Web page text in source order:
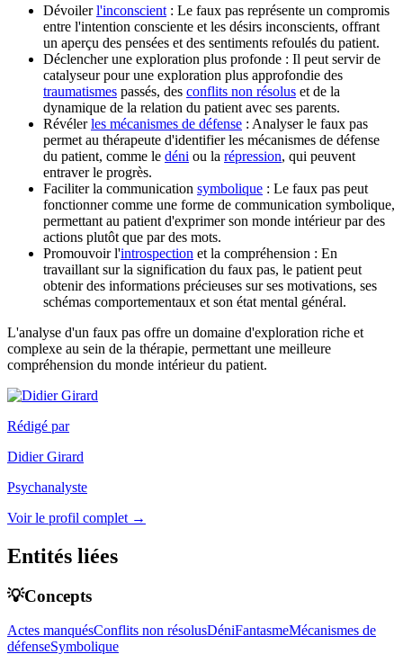
Dévoilerl'inconscient : Le faux pas représente un compromis
entre l'intention consciente et les désirs inconscients, offrant
un aperçu des pensées et des sentiments refoulés du patient.
Déclencher une exploration plus profonde : Il peut servir de
catalyseur pour une exploration plus approfondie des
traumatismes passés, des conflits non résolus et de la
dynamique de la relation du patient avec ses parents.
Révélerles mécanismes de défense : Analyser le faux pas
permet au thérapeute d'identifier les mécanismes de défense
du patient, comme le déni ou la répression, qui peuvent
entraver le progrès.
Faciliter la communication symbolique : Le faux pas peut
fonctionner comme une forme de communication symbolique,
permettant au patient d'exprimer son monde intérieur par des
actions plutôt que par des mots.
Promouvoir l'introspection et la compréhension : En
travaillant sur la signification du faux pas, le patient peut
obtenir des informations précieuses sur ses motivations, ses
schémas comportementaux et son état mental général.
L'analyse d'un faux pas offre un domaine d'exploration riche et
complexe au sein de la thérapie, permettant une meilleure
compréhension du monde intérieur du patient.
Rédigé par
Didier Girard
Psychanalyste
Voir le profil complet →
Entités liées
💡Concepts
Actes manquésConflits non résolusDéniFantasmeMécanismes de
défenseSymbolique